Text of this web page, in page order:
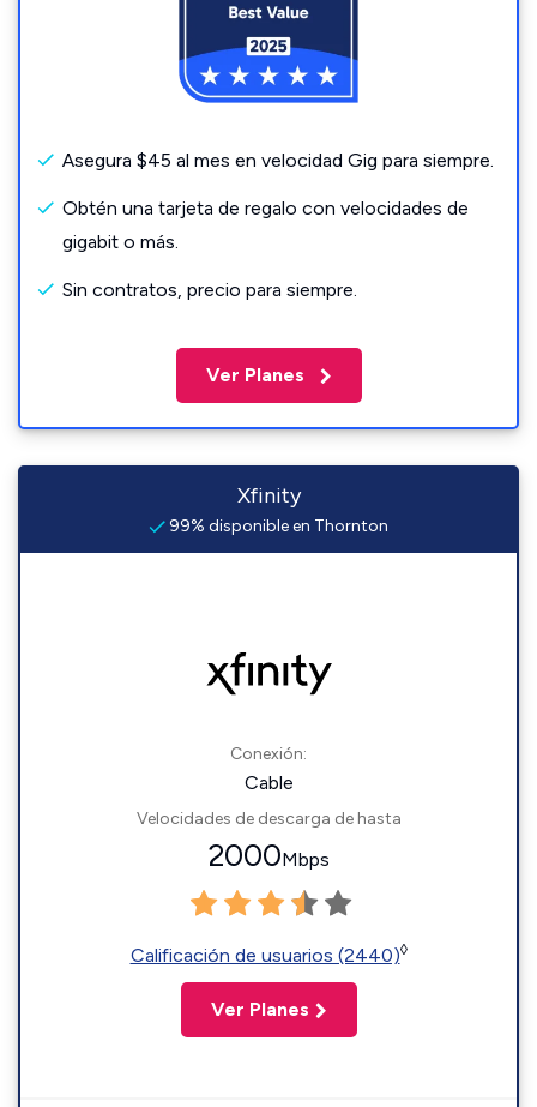
Asegura $45 al mes en velocidad Gig para siempre.
Obtén una tarjeta de regalo con velocidades de
gigabit o más.
Sin contratos, precio para siempre.
Ver Planes
Xfinity
99% disponible en Thornton
Conexión:
Cable
Velocidades de descarga de hasta
2000Mbps
Calificación de usuarios (2440)◊
Ver Planes